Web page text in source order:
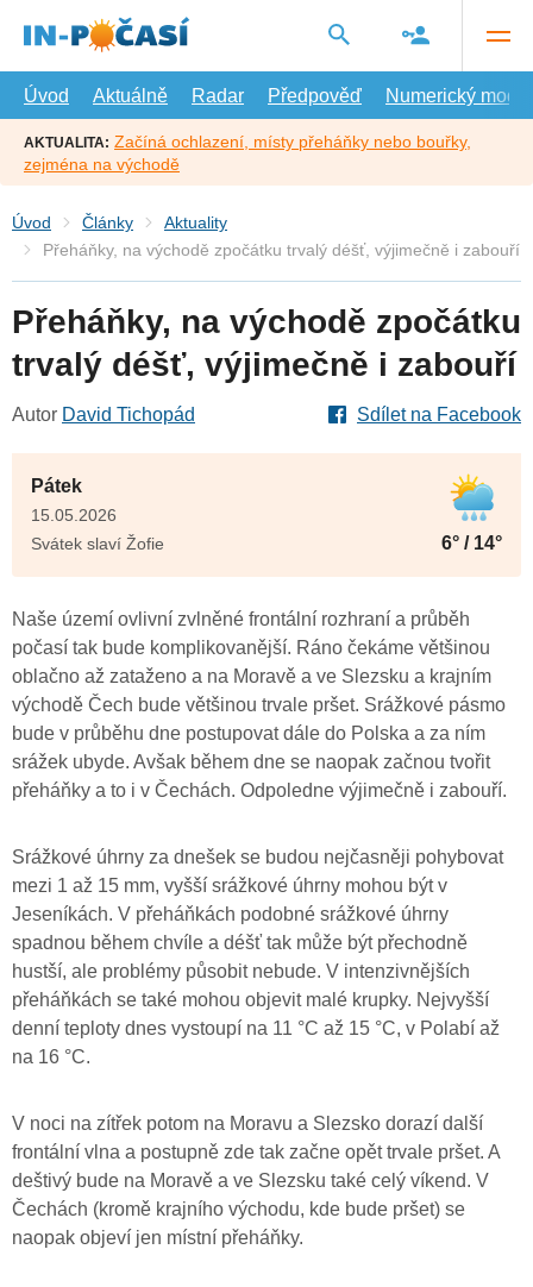
hlavní
Úvod
Aktuálně Radar Předpověď Numerický model
AKTUALITA: Začíná ochlazení, místy přeháňky nebo bouřky,
zejména na východě
Úvod Články
Aktuality
Přeháňky, na východě zpočátku trvalý déšť, výjimečně i zabouří
Přeháňky, na východě zpočátku
trvalý déšť, výjimečně i zabouří
Autor David Tichopád Sdílet na Facebook
Pátek
15.05.2026
Svátek slaví Žofie
6° / 14°
Naše území ovlivní zvlněné frontální rozhraní a průběh
počasí tak bude komplikovanější. Ráno čekáme většinou
oblačno až zataženo a na Moravě a ve Slezsku a krajním
východě Čech bude většinou trvale pršet. Srážkové pásmo
bude v průběhu dne postupovat dále do Polska a za ním
srážek ubyde. Avšak během dne se naopak začnou tvořit
přeháňky a to i v Čechách. Odpoledne výjimečně i zabouří.
Srážkové úhrny za dnešek se budou nejčasněji pohybovat
mezi 1 až 15 mm, vyšší srážkové úhrny mohou být v
Jeseníkách. V přeháňkách podobné srážkové úhrny
spadnou během chvíle a déšť tak může být přechodně
hustší, ale problémy působit nebude. V intenzivnějších
přeháňkách se také mohou objevit malé krupky. Nejvyšší
denní teploty dnes vystoupí na 11 °C až 15 °C, v Polabí až
na 16 °C.
V noci na zítřek potom na Moravu a Slezsko dorazí další
frontální vlna a postupně zde tak začne opět trvale pršet. A
deštivý bude na Moravě a ve Slezsku také celý víkend. V
Čechách (kromě krajního východu, kde bude pršet) se
naopak objeví jen místní přeháňky.